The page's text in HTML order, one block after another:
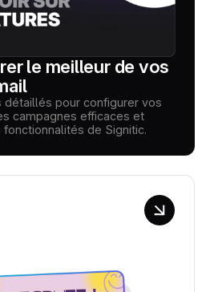
le meilleur de vos
détaillés pour configurer vos
campagnes efficaces et
de Signitic.